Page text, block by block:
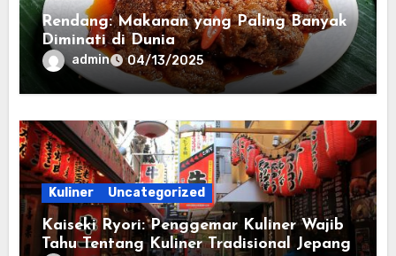
Rendang: Makanan yang Paling Banyak
Diminati di Dunia
admin 04/13/2025
Kuliner Uncategorized
Kaiseki Ryori: Penggemar Kuliner Wajib
Tahu Tentang Kuliner Tradisional Jepang